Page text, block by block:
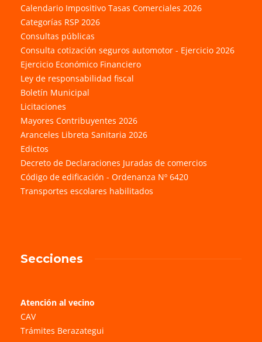
Calendario Impositivo Tasas Comerciales 2026
Categorías RSP 2026
Consultas públicas
Consulta cotización seguros automotor - Ejercicio 2026
Ejercicio Económico Financiero
Ley de responsabilidad fiscal
Boletín Municipal
Licitaciones
Mayores Contribuyentes 2026
Aranceles Libreta Sanitaria 2026
Edictos
Decreto de Declaraciones Juradas de comercios
Código de edificación - Ordenanza Nº 6420
Transportes escolares habilitados
Secciones
Atención al vecino
CAV
Trámites Berazategui